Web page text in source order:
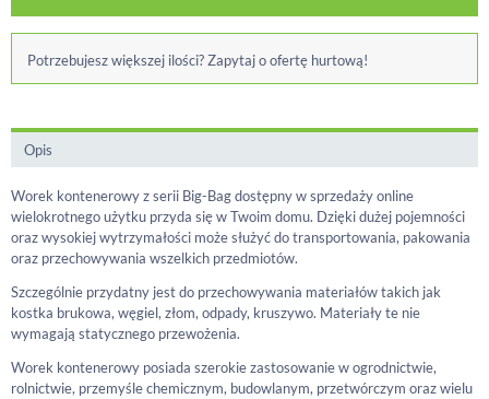
Potrzebujesz większej ilości? Zapytaj o ofertę hurtową!
Opis
Worek kontenerowy z serii Big-Bag dostępny w sprzedaży online
wielokrotnego użytku przyda się w Twoim domu. Dzięki dużej pojemności
oraz wysokiej wytrzymałości może służyć do transportowania, pakowania
oraz przechowywania wszelkich przedmiotów.
Szczególnie przydatny jest do przechowywania materiałów takich jak
kostka brukowa, węgiel, złom, odpady, kruszywo. Materiały te nie
wymagają statycznego przewożenia.
Worek kontenerowy posiada szerokie zastosowanie w ogrodnictwie,
rolnictwie, przemyśle chemicznym, budowlanym, przetwórczym oraz wielu